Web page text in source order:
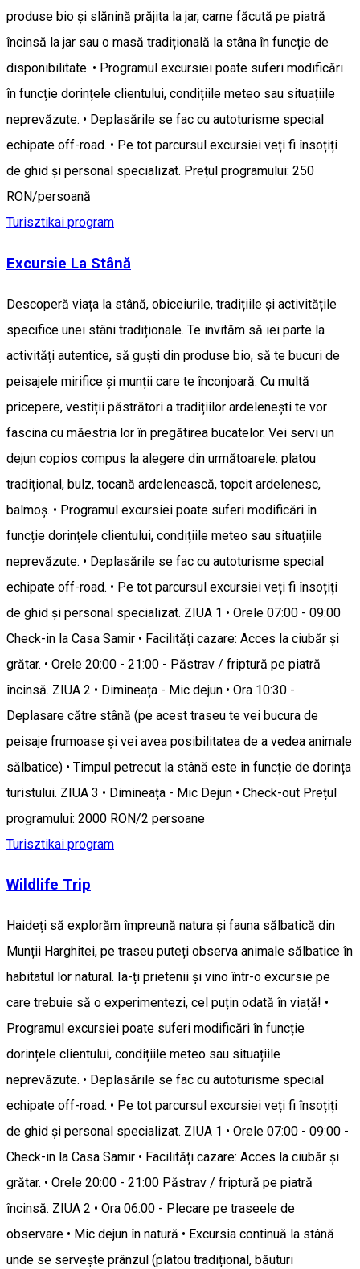
produse bio și slănină prăjita la jar, carne făcută pe piatră
încinsă la jar sau o masă tradițională la stâna în funcție de
disponibilitate. • Programul excursiei poate suferi modificări
în funcție dorințele clientului, condițiile meteo sau situațiile
neprevăzute. • Deplasările se fac cu autoturisme special
echipate off-road. • Pe tot parcursul excursiei veți fi însoțiți
de ghid și personal specializat. Prețul programului: 250
RON/persoană
Turisztikai program
Excursie La Stână
Descoperă viața la stână, obiceiurile, tradițiile și activitățile
specifice unei stâni tradiționale. Te invităm să iei parte la
activități autentice, să guști din produse bio, să te bucuri de
peisajele mirifice și munții care te înconjoară. Cu multă
pricepere, vestiții păstrători a tradițiilor ardelenești te vor
fascina cu măestria lor în pregătirea bucatelor. Vei servi un
dejun copios compus la alegere din următoarele: platou
tradițional, bulz, tocană ardelenească, topcit ardelenesc,
balmoș. • Programul excursiei poate suferi modificări în
funcție dorințele clientului, condițiile meteo sau situațiile
neprevăzute. • Deplasările se fac cu autoturisme special
echipate off-road. • Pe tot parcursul excursiei veți fi însoțiți
de ghid și personal specializat. ZIUA 1 • Orele 07:00 - 09:00
Check-in la Casa Samir • Facilități cazare: Acces la ciubăr și
grătar. • Orele 20:00 - 21:00 - Păstrav / friptură pe piatră
încinsă. ZIUA 2 • Dimineața - Mic dejun • Ora 10:30 -
Deplasare către stână (pe acest traseu te vei bucura de
peisaje frumoase și vei avea posibilitatea de a vedea animale
sălbatice) • Timpul petrecut la stână este în funcție de dorința
turistului. ZIUA 3 • Dimineața - Mic Dejun • Check-out Prețul
programului: 2000 RON/2 persoane
Turisztikai program
Wildlife Trip
Haideți să explorăm împreună natura și fauna sălbatică din
Munții Harghitei, pe traseu puteți observa animale sălbatice în
habitatul lor natural. Ia-ți prietenii și vino într-o excursie pe
care trebuie să o experimentezi, cel puțin odată în viață! •
Programul excursiei poate suferi modificări în funcție
dorințele clientului, condițiile meteo sau situațiile
neprevăzute. • Deplasările se fac cu autoturisme special
echipate off-road. • Pe tot parcursul excursiei veți fi însoțiți
de ghid și personal specializat. ZIUA 1 • Orele 07:00 - 09:00 -
Check-in la Casa Samir • Facilități cazare: Acces la ciubăr și
grătar. • Orele 20:00 - 21:00 Păstrav / friptură pe piatră
încinsă. ZIUA 2 • Ora 06:00 - Plecare pe traseele de
observare • Mic dejun în natură • Excursia continuă la stână
unde se servește prânzul (platou tradițional, băuturi